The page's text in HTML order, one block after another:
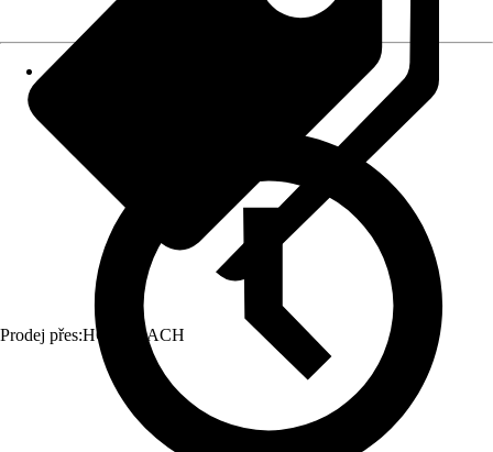
Prodej přes:HORNBACH